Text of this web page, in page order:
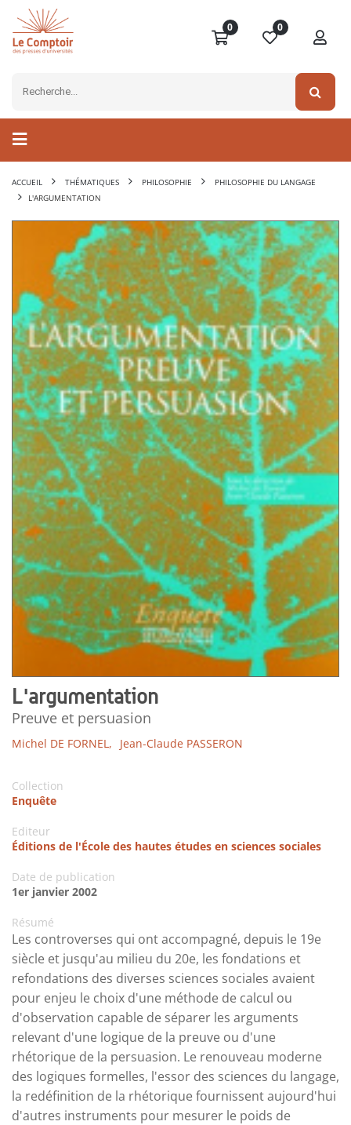
0 0
ACCUEIL THÉMATIQUES PHILOSOPHIE
PHILOSOPHIE DU LANGAGE
L'ARGUMENTATION
L'argumentation
Preuve et persuasion
Michel DE FORNEL, Jean-Claude PASSERON
Collection
Enquête
Editeur
Éditions de l'École des hautes études en sciences sociales
Date de publication
1er janvier 2002
Résumé
Les controverses qui ont accompagné, depuis le 19e
siècle et jusqu'au milieu du 20e, les fondations et
refondations des diverses sciences sociales avaient
pour enjeu le choix d'une méthode de calcul ou
d'observation capable de séparer les arguments
relevant d'une logique de la preuve ou d'une
rhétorique de la persuasion. Le renouveau moderne
des logiques formelles, l'essor des sciences du langage,
la redéfinition de la rhétorique fournissent aujourd'hui
d'autres instruments pour mesurer le poids de